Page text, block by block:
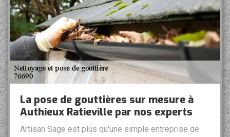
La pose de gouttières sur mesure à
Authieux Ratieville par nos experts
Artisan Sage est plus qu'une simple entreprise de